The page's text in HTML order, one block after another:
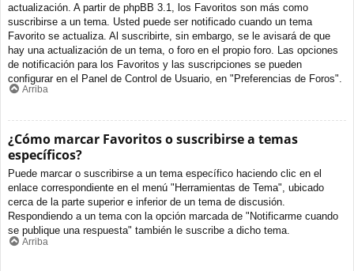
actualización. A partir de phpBB 3.1, los Favoritos son más como
suscribirse a un tema. Usted puede ser notificado cuando un tema
Favorito se actualiza. Al suscribirte, sin embargo, se le avisará de que
hay una actualización de un tema, o foro en el propio foro. Las opciones
de notificación para los Favoritos y las suscripciones se pueden
configurar en el Panel de Control de Usuario, en "Preferencias de Foros".
Arriba
¿Cómo marcar Favoritos o suscribirse a temas
específicos?
Puede marcar o suscribirse a un tema específico haciendo clic en el
enlace correspondiente en el menú "Herramientas de Tema", ubicado
cerca de la parte superior e inferior de un tema de discusión.
Respondiendo a un tema con la opción marcada de "Notificarme cuando
se publique una respuesta" también le suscribe a dicho tema.
Arriba